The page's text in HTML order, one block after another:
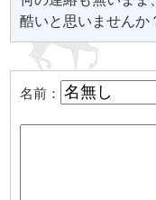
酷いと思いませんか
名前：